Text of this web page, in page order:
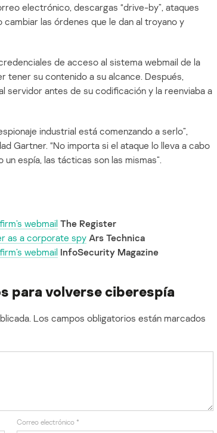
electrónico, descargas “drive-by”, ataques
las órdenes que le dan al troyano y
de acceso al sistema webmail de la
tener su contenido a su alcance. Después,
servidor antes de su codificación y la reenviaba a
industrial está comenzando a serlo”,
Gartner. “No importa si el ataque lo lleva a cabo
espía, las tácticas son las mismas”.
webmail The Register
as a corporate spyArs Technica
webmail InfoSecurity Magazine
para volverse ciberespía
Los campos obligatorios están marcados
Correo electrónico *